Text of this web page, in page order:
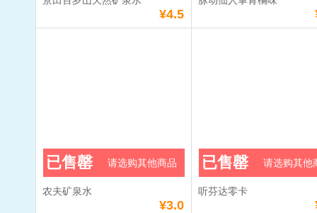
¥4.5
农夫矿泉水
¥3.0
已售罄 请选购其他商品
听芬达零卡
已售罄 请选购其他